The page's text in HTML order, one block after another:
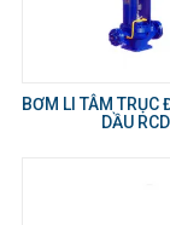
BƠM LI TÂM TRỤC
DẦU RCD